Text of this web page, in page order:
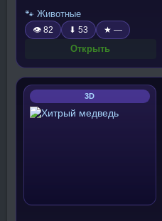
🐾 Животные
👁 82 ⬇ 53 ★ —
Открыть
3D